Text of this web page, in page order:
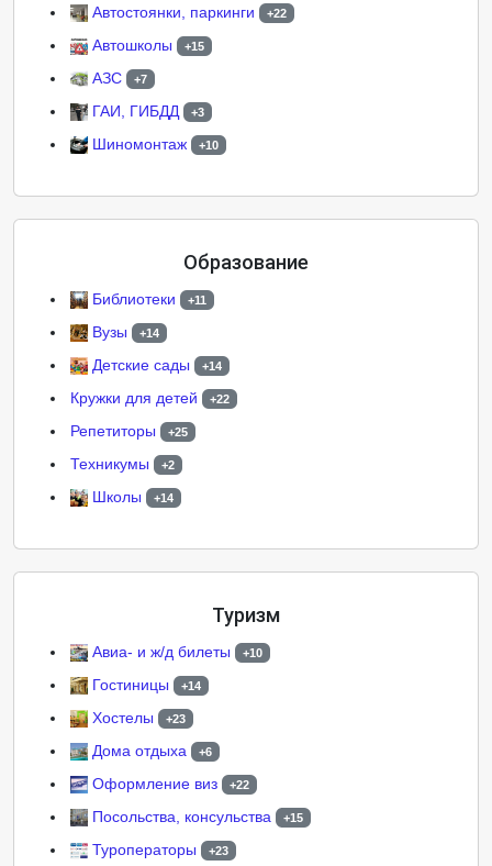
Автостоянки, паркинги +22
Автошколы +15
АЗС +7
ГАИ, ГИБДД +3
Шиномонтаж +10
Образование
Библиотеки +11
Вузы +14
Детские сады +14
Кружки для детей +22
Репетиторы +25
Техникумы +2
Школы +14
Туризм
Авиа- и ж/д билеты +10
Гостиницы +14
Хостелы +23
Дома отдыха +6
Оформление виз +22
Посольства, консульства +15
Туроператоры +23